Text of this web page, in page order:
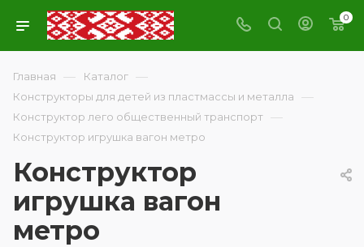
0
Главная — Каталог —
Конструкторы для детей из пластмассы и металла —
Конструктор лего общественный транспорт —
Конструктор игрушка вагон метро
Конструктор
игрушка вагон
метро